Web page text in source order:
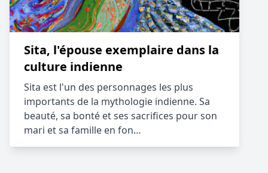
Sita, l'épouse exemplaire dans la
culture indienne
Sita est l'un des personnages les plus
importants de la mythologie indienne. Sa
beauté, sa bonté et ses sacrifices pour son
mari et sa famille en fon…